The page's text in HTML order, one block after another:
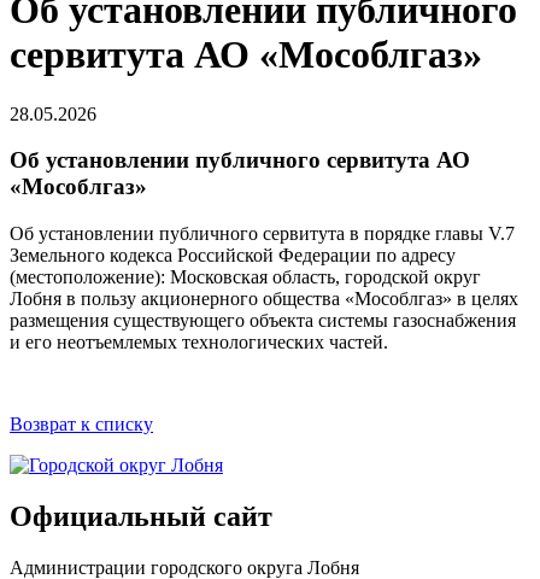
Об установлении публичного
сервитута АО «Мособлгаз»
28.05.2026
Об установлении публичного сервитута АО
«Мособлгаз»
Об установлении публичного сервитута в порядке главы V.7
Земельного кодекса Российской Федерации по адресу
(местоположение): Московская область, городской округ
Лобня в пользу акционерного общества «Мособлгаз» в целях
размещения существующего объекта системы газоснабжения
и его неотъемлемых технологических частей.
Возврат к списку
Официальный сайт
Администрации городского округа Лобня